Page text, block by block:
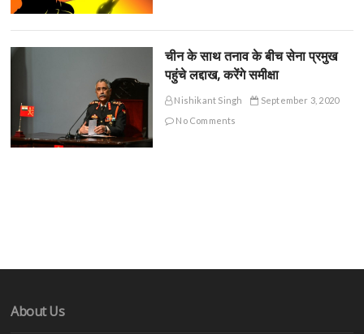
चीन के साथ तनाव के बीच सेना प्रमुख
पहुंचे लद्दाख, करेंगे समीक्षा
Nishikant Singh
September 3, 2020
No Comments
About Us